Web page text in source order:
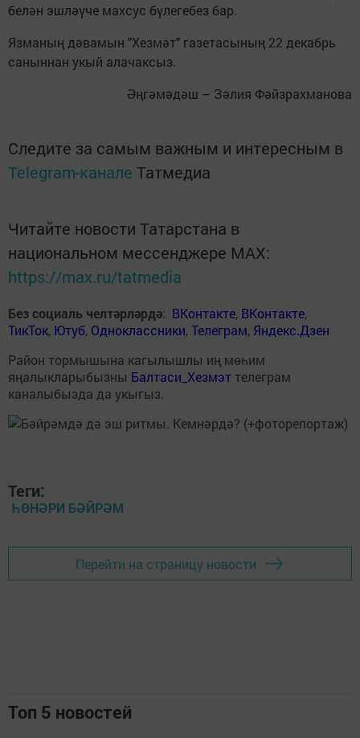
белән эшләүче махсус бүлегебез бар.
Язманың дәвамын "Хезмәт" газетасының 22 декабрь
саныннан укый алачаксыз.
Әңгәмәдәш – Зәлия Фәйзрахманова
Следите за самым важным и интересным в
Telegram-канале Татмедиа
Читайте новости Татарстана в
национальном мессенджере MАХ:
https://max.ru/tatmedia
Без социаль челтәрләрдә: ВКонтакте, ВКонтакте,
ТикТок, Ютуб, Одноклассники,Телеграм, Яндекс.Дзен
Район тормышына кагылышлы иң мөһим
яңалыкларыбызны Балтаси_Хезмэт телеграм
каналыбызда да укыгыз.
Теги:
ҺӨНӘРИ БӘЙРӘМ
Перейти на страницу новости
Топ 5 новостей